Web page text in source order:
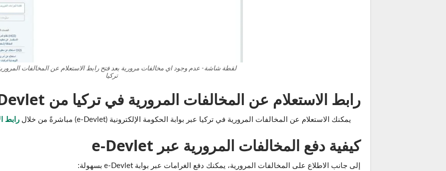
لقطة شاشة- عدم وجود اي مخالفات مرورية بعد فتح رابط الاستعلام عن المخالفات
تركيا
رابط الاستعلام عن المخالفات المرورية في تركيا من e-Devlet
يمكنك الاستعلام عن المخالفات المرورية في تركيا عبر بوابة الحكومة الإلكترونية (e-Devlet) مباشرةً من خلال رابط
كيفية دفع المخالفات المرورية عبر e-Devlet
إلى جانب الاطلاع على المخالفات المرورية، يمكنك دفع الغرامات عبر بوابة e-Devlet بسهولة: